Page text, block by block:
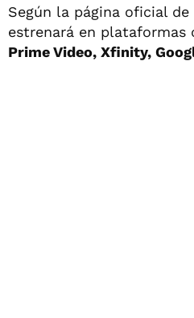
Según la página oficial
estrenará en plataformas
Prime Video, Xfinity,